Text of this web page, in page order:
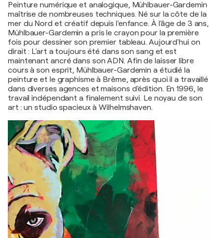
Peinture numérique et analogique, Mühlbauer-Gardemin
maîtrise de nombreuses techniques. Né sur la côte de la
mer du Nord et créatif depuis l'enfance. À l'âge de 3 ans,
Mühlbauer-Gardemin a pris le crayon pour la première
fois pour dessiner son premier tableau. Aujourd'hui on
dirait : L'art a toujours été dans son sang et est
maintenant ancré dans son ADN. Afin de laisser libre
cours à son esprit, Mühlbauer-Gardemin a étudié la
peinture et le graphisme à Brême, après quoi il a travaillé
dans diverses agences et maisons d'édition. En 1996, le
travail indépendant a finalement suivi. Le noyau de son
art : un studio spacieux à Wilhelmshaven.